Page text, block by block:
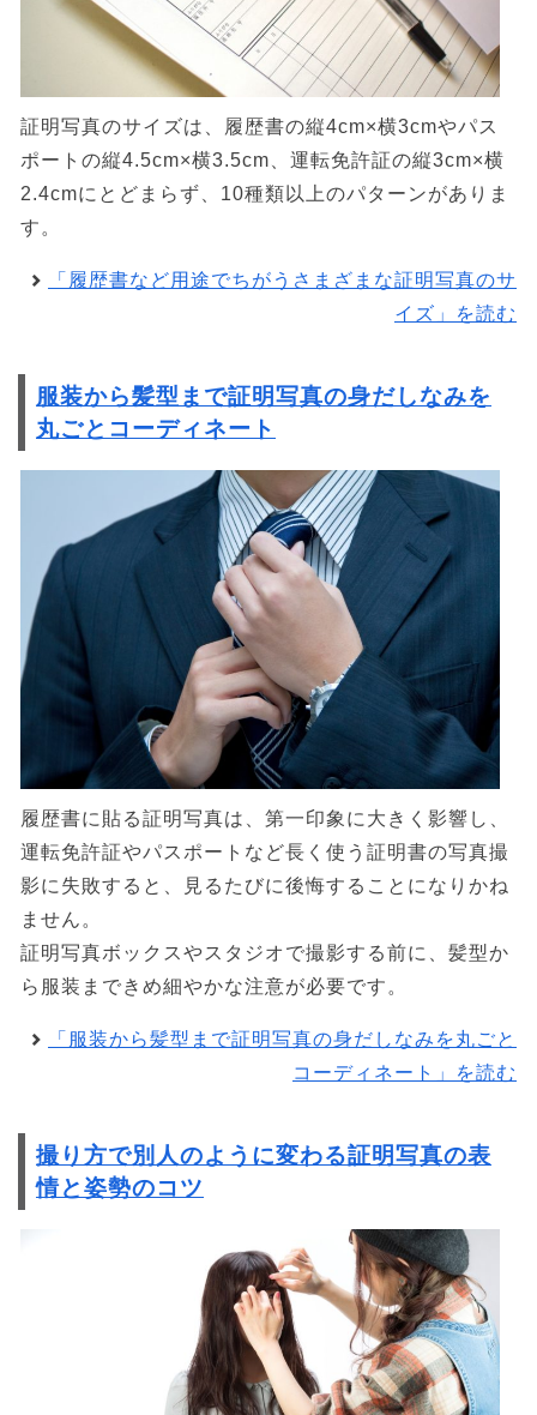
証明写真のサイズは、履歴書の縦4cm×横3cmやパス
ポートの縦4.5cm×横3.5cm、運転免許証の縦3cm×横
2.4cmにとどまらず、10種類以上のパターンがありま
す。
「履歴書など用途でちがうさまざまな証明写真のサ
イズ」を読む
服装から髪型まで証明写真の身だしなみを
丸ごとコーディネート
履歴書に貼る証明写真は、第一印象に大きく影響し、
運転免許証やパスポートなど長く使う証明書の写真撮
影に失敗すると、見るたびに後悔することになりかね
ません。
証明写真ボックスやスタジオで撮影する前に、髪型か
ら服装まできめ細やかな注意が必要です。
「服装から髪型まで証明写真の身だしなみを丸ごと
コーディネート」を読む
撮り方で別人のように変わる証明写真の表
情と姿勢のコツ